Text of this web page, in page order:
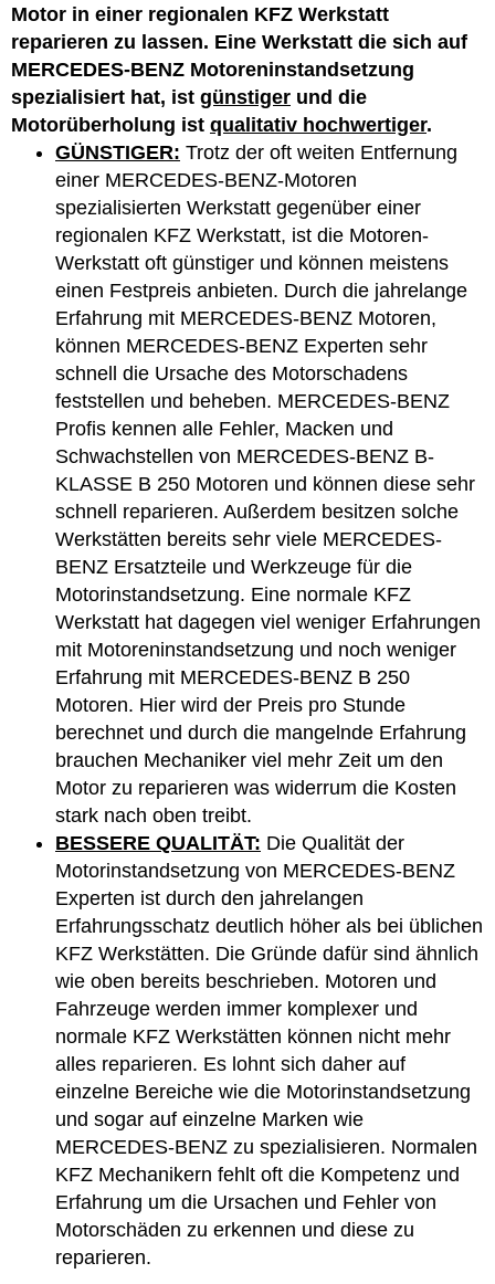
Motor in einer regionalen KFZ Werkstatt
reparieren zu lassen. Eine Werkstatt die sich auf
MERCEDES-BENZ Motoreninstandsetzung
spezialisiert hat, ist günstiger und die
Motorüberholung ist qualitativ hochwertiger.
GÜNSTIGER: Trotz der oft weiten Entfernung
einer MERCEDES-BENZ-Motoren
spezialisierten Werkstatt gegenüber einer
regionalen KFZ Werkstatt, ist die Motoren-
Werkstatt oft günstiger und können meistens
einen Festpreis anbieten. Durch die jahrelange
Erfahrung mit MERCEDES-BENZ Motoren,
können MERCEDES-BENZ Experten sehr
schnell die Ursache des Motorschadens
feststellen und beheben. MERCEDES-BENZ
Profis kennen alle Fehler, Macken und
Schwachstellen von MERCEDES-BENZ B-
KLASSE B 250 Motoren und können diese sehr
schnell reparieren. Außerdem besitzen solche
Werkstätten bereits sehr viele MERCEDES-
BENZ Ersatzteile und Werkzeuge für die
Motorinstandsetzung. Eine normale KFZ
Werkstatt hat dagegen viel weniger Erfahrungen
mit Motoreninstandsetzung und noch weniger
Erfahrung mit MERCEDES-BENZ B 250
Motoren. Hier wird der Preis pro Stunde
berechnet und durch die mangelnde Erfahrung
brauchen Mechaniker viel mehr Zeit um den
Motor zu reparieren was widerrum die Kosten
stark nach oben treibt.
BESSERE QUALITÄT: Die Qualität der
Motorinstandsetzung von MERCEDES-BENZ
Experten ist durch den jahrelangen
Erfahrungsschatz deutlich höher als bei üblichen
KFZ Werkstätten. Die Gründe dafür sind ähnlich
wie oben bereits beschrieben. Motoren und
Fahrzeuge werden immer komplexer und
normale KFZ Werkstätten können nicht mehr
alles reparieren. Es lohnt sich daher auf
einzelne Bereiche wie die Motorinstandsetzung
und sogar auf einzelne Marken wie
MERCEDES-BENZ zu spezialisieren. Normalen
KFZ Mechanikern fehlt oft die Kompetenz und
Erfahrung um die Ursachen und Fehler von
Motorschäden zu erkennen und diese zu
reparieren.